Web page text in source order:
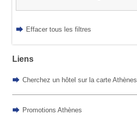
Effacer tous les filtres
Liens
Cherchez un hôtel sur la carte Athènes
Promotions Athènes